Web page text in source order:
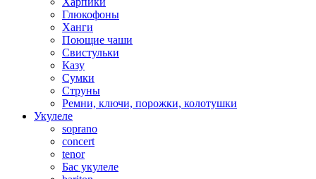
Глюкофоны
Ханги
Поющие чаши
Свистульки
Казу
Сумки
Струны
Ремни, ключи, порожки, колотушки
Укулеле
soprano
concert
tenor
Бас укулеле